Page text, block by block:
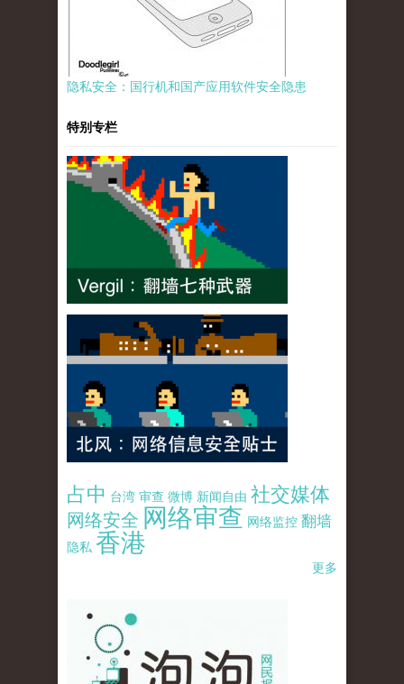
隐私安全：国行机和国产应用软件安全隐患
特别专栏
占中 台湾 审查 微博 新闻自由 社交媒体
网络安全 网络审查 网络监控 翻墙
隐私 香港
更多
pao-pao-banner-mirror-site-120814.jpg